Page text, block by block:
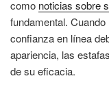
como noticias sobre
fundamental.
confianza en línea
apariencia, las
de su eficacia.